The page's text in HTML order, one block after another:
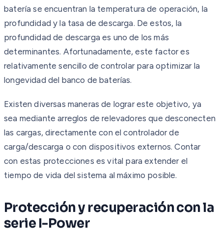
batería se encuentran la temperatura de operación, la
profundidad y la tasa de descarga. De estos, la
profundidad de descarga es uno de los más
determinantes. Afortunadamente, este factor es
relativamente sencillo de controlar para optimizar la
longevidad del banco de baterías.
Existen diversas maneras de lograr este objetivo, ya
sea mediante arreglos de relevadores que desconecten
las cargas, directamente con el controlador de
carga/descarga o con dispositivos externos. Contar
con estas protecciones es vital para extender el
tiempo de vida del sistema al máximo posible.
Protección y recuperación con la
serie I-Power